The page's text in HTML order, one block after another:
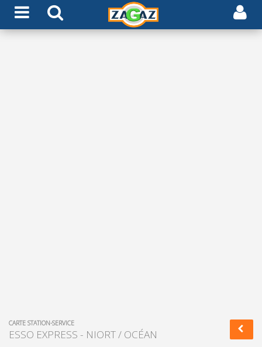
CARTE STATION-SERVICE
ESSO EXPRESS - NIORT / OCÉAN